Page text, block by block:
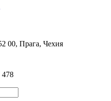
00, Прага, Чехия
478